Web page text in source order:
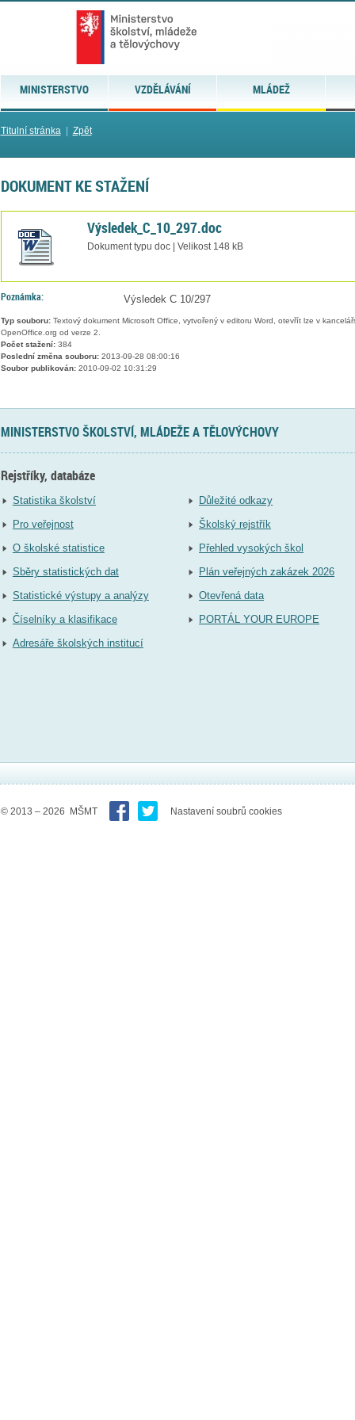
MINISTERSTVO VZDĚLÁVÁNÍ MLÁDEŽ
Titulní stránka| Zpět
DOKUMENT KE STAŽENÍ
Výsledek_C_10_297.doc
Dokument typu doc | Velikost 148 kB
Poznámka: Výsledek C 10/297
Typ souboru:Textový dokument Microsoft Office, vytvořený v editoru Word, otevřít lze v
OpenOffice.org od verze 2.
Počet stažení:384
Poslední změna souboru:2013-09-28 08:00:16
Soubor publikován:2010-09-02 10:31:29
MINISTERSTVO ŠKOLSTVÍ, MLÁDEŽE A TĚLOVÝCHOVY
Rejstříky, databáze
Statistika školství
Pro veřejnost
O školské statistice
Sběry statistických dat
Statistické výstupy a analýzy
Číselníky a klasifikace
Adresáře školských institucí
Důležité odkazy
Školský rejstřík
Přehled vysokých škol
Plán veřejných zakázek 2026
Otevřená data
PORTÁL YOUR EUROPE
© 2013 – 2026 MŠMT Nastavení soubrů cookies